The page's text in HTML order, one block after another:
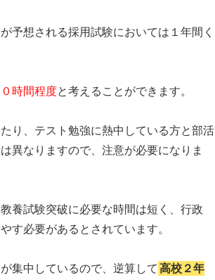
予想される採用試験においては１年間く
時間程度と考えることができます。
り、テスト勉強に熱中している方と部活
異なりますので、注意が必要になりま
養試験突破に必要な時間は短く、行政
す必要があるとされています。
集中しているので、逆算して 高校２年